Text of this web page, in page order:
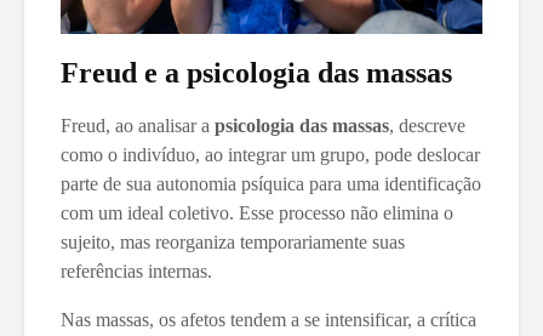
Freud e a psicologia das massas
Freud, ao analisar a psicologia das massas, descreve
como o indivíduo, ao integrar um grupo, pode deslocar
parte de sua autonomia psíquica para uma identificação
com um ideal coletivo. Esse processo não elimina o
sujeito, mas reorganiza temporariamente suas
referências internas.
Nas massas, os afetos tendem a se intensificar, a crítica